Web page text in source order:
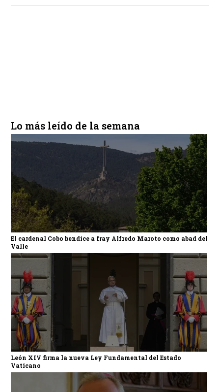
Lo más leído de la semana
El cardenal Cobo bendice a fray Alfredo Maroto como abad del
Valle
León XIV firma la nueva Ley Fundamental del Estado
Vaticano